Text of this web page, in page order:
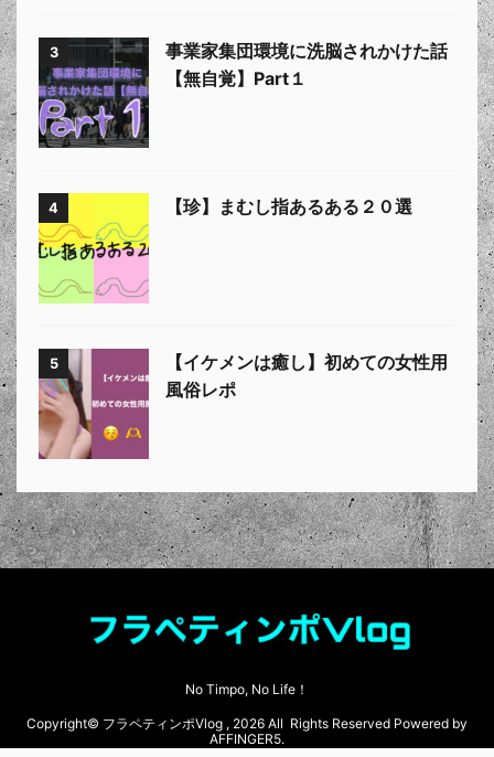
3
事業家集団環境に洗脳されかけた話
【無自覚】Part１
4 【珍】まむし指あるある２０選
5
【イケメンは癒し】初めての女性用
風俗レポ
No Timpo, No Life！
Copyright© フラペティンポVlog , 2026 All Rights Reserved Powered by
AFFINGER5.